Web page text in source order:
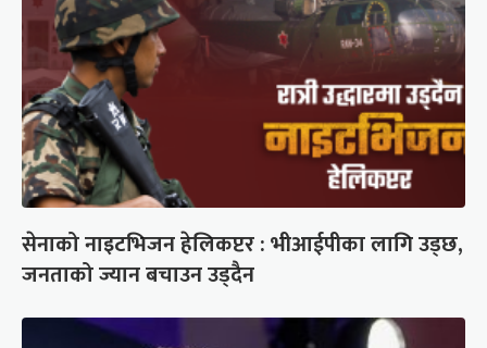
सेनाको नाइटभिजन हेलिकप्टर : भीआईपीका लागि उड्छ,
जनताको ज्यान बचाउन उड्दैन